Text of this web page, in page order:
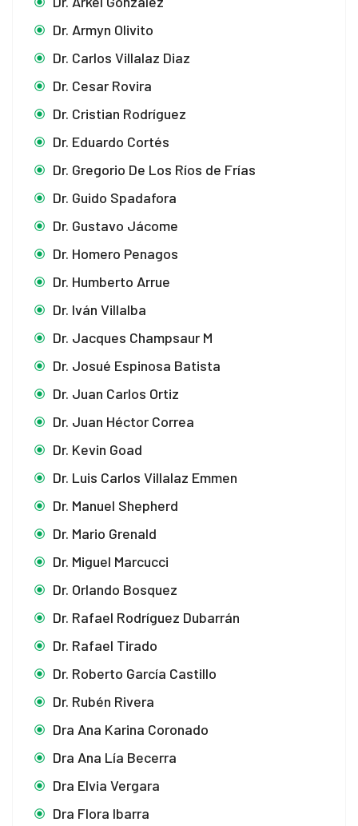
Dr. Armyn Olivito
Dr. Carlos Villalaz Diaz
Dr. Cesar Rovira
Dr. Cristian Rodríguez
Dr. Eduardo Cortés
Dr. Gregorio De Los Ríos de Frías
Dr. Guido Spadafora
Dr. Gustavo Jácome
Dr. Homero Penagos
Dr. Humberto Arrue
Dr. Iván Villalba
Dr. Jacques Champsaur M
Dr. Josué Espinosa Batista
Dr. Juan Carlos Ortiz
Dr. Juan Héctor Correa
Dr. Kevin Goad
Dr. Luis Carlos Villalaz Emmen
Dr. Manuel Shepherd
Dr. Mario Grenald
Dr. Miguel Marcucci
Dr. Orlando Bosquez
Dr. Rafael Rodríguez Dubarrán
Dr. Rafael Tirado
Dr. Roberto García Castillo
Dr. Rubén Rivera
Dra Ana Karina Coronado
Dra Ana Lía Becerra
Dra Elvia Vergara
Dra Flora Ibarra